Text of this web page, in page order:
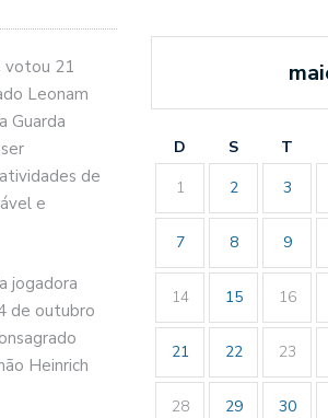
votou 21
Leonam
Guarda
de
e
jogadora
de outubro
Heinrich
D S T
1
2 3
7 8 9
14 15 16
21 22 23
28 29 30